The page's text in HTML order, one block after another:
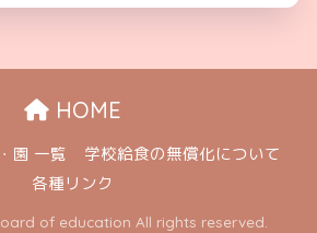
HOME
園 一覧
学校給食の無償化について
各種リンク
of education All rights reserved.